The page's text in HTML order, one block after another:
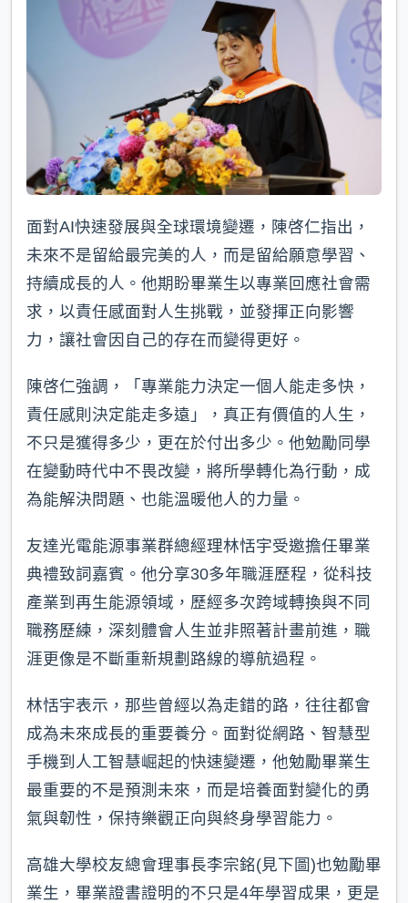
面對AI快速發展與全球環境變遷，陳啓仁指出，
未來不是留給最完美的人，而是留給願意學習、
持續成長的人。他期盼畢業生以專業回應社會需
求，以責任感面對人生挑戰，並發揮正向影響
力，讓社會因自己的存在而變得更好。
陳啓仁強調，「專業能力決定一個人能走多快，
責任感則決定能走多遠」，真正有價值的人生，
不只是獲得多少，更在於付出多少。他勉勵同學
在變動時代中不畏改變，將所學轉化為行動，成
為能解決問題、也能溫暖他人的力量。
友達光電能源事業群總經理林恬宇受邀擔任畢業
典禮致詞嘉賓。他分享30多年職涯歷程，從科技
產業到再生能源領域，歷經多次跨域轉換與不同
職務歷練，深刻體會人生並非照著計畫前進，職
涯更像是不斷重新規劃路線的導航過程。
林恬宇表示，那些曾經以為走錯的路，往往都會
成為未來成長的重要養分。面對從網路、智慧型
手機到人工智慧崛起的快速變遷，他勉勵畢業生
最重要的不是預測未來，而是培養面對變化的勇
氣與韌性，保持樂觀正向與終身學習能力。
高雄大學校友總會理事長李宗銘(見下圖)也勉勵畢
業生，畢業證書證明的不只是4年學習成果，更是